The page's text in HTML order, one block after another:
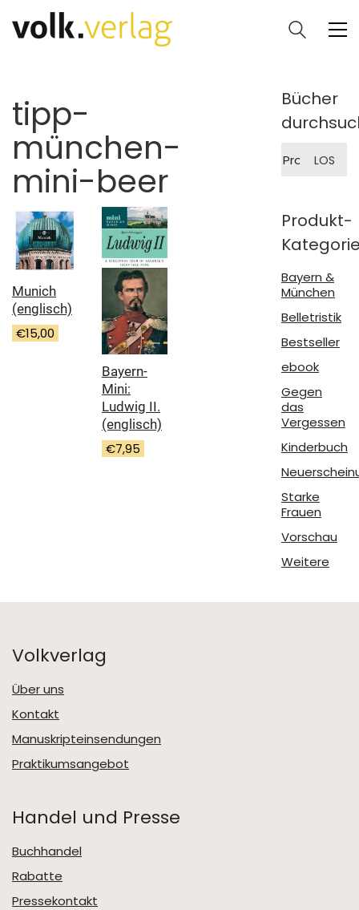
tipp-
münchen-
mini-beer
Munich
(englisch)
€15,00
Bayern-
Mini:
Ludwig II.
(englisch)
€7,95
Bücher
nach:
LOS
Produkt-
Bayern &
München
Belletristik
Bestseller
ebook
Gegen
das
Vergessen
Kinderbuch
Starke
Frauen
Vorschau
Weitere
Volkverlag
Über uns
Kontakt
Manuskripteinsendungen
Praktikumsangebot
Handel und Presse
Buchhandel
Rabatte
Pressekontakt